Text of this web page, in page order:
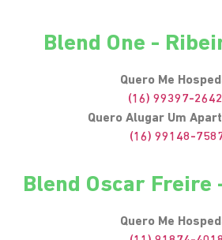
Blend One -
Quero Me
(16) 99397-2642
Quero Alugar Um
(16) 99148-
Blend Oscar Freire
Quero Me